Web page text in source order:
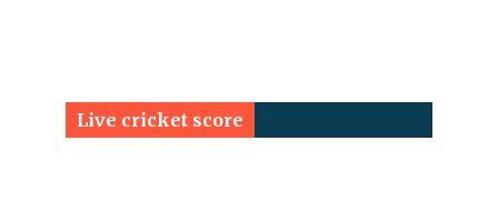
Live cricket score